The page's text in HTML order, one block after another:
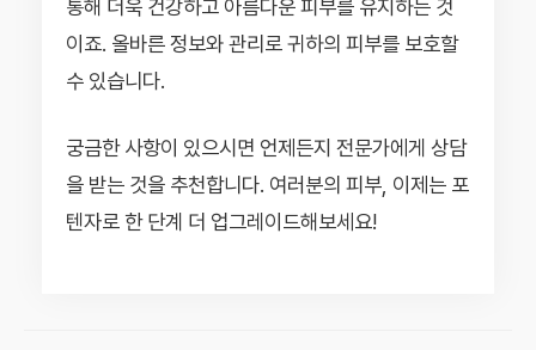
통해 더욱 건강하고 아름다운 피부를 유지하는 것
이죠. 올바른 정보와 관리로 귀하의 피부를 보호할
수 있습니다.
궁금한 사항이 있으시면 언제든지 전문가에게 상담
을 받는 것을 추천합니다. 여러분의 피부, 이제는 포
텐자로 한 단계 더 업그레이드해보세요!